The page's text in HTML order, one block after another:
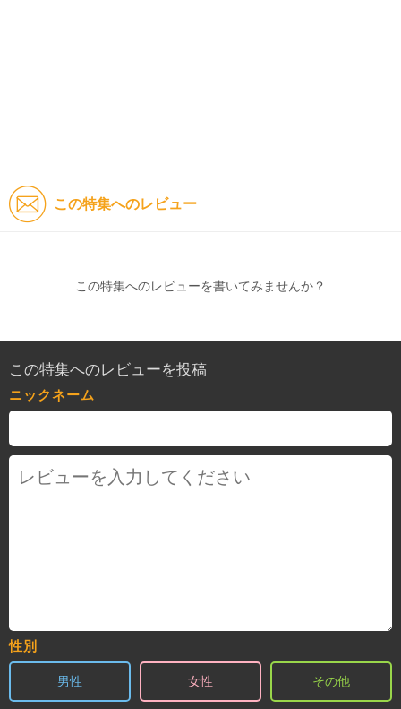
この特集へのレビュー
この特集へのレビューを書いてみませんか？
この特集へのレビューを投稿
ニックネーム
性別
男性 女性 その他